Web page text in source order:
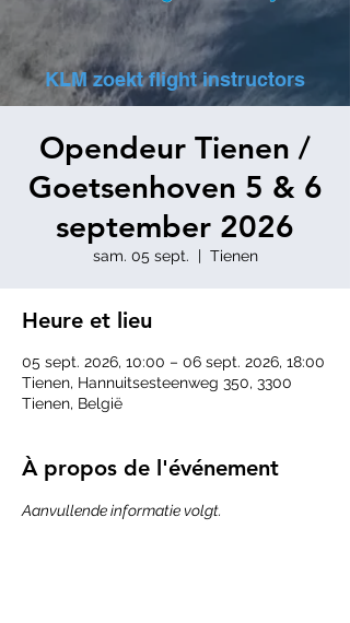
KLM zoekt flight instructors
Opendeur Tienen /
Goetsenhoven 5 & 6
september 2026
sam. 05 sept.
  |
Tienen
Heure et lieu
05 sept. 2026, 10:00 – 06 sept. 2026, 18:00
Tienen, Hannuitsesteenweg 350, 3300
Tienen, België
À propos de l'événement
Aanvullende informatie volgt.